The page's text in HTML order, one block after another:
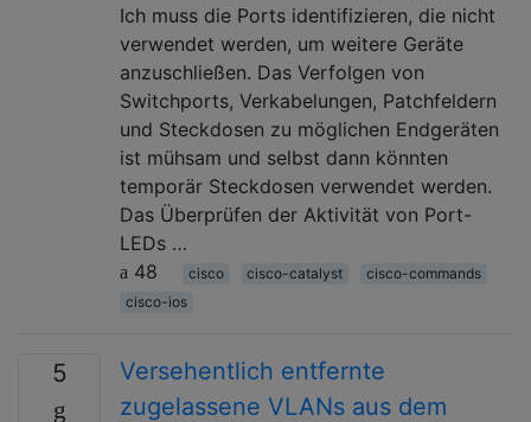
Ich muss die Ports identifizieren, die nicht
verwendet werden, um weitere Geräte
anzuschließen. Das Verfolgen von
Switchports, Verkabelungen, Patchfeldern
und Steckdosen zu möglichen Endgeräten
ist mühsam und selbst dann könnten
temporär Steckdosen verwendet werden.
Das Überprüfen der Aktivität von Port-
LEDs …
48
cisco cisco-catalyst
cisco-commands
cisco-ios
5
Versehentlich entfernte
zugelassene VLANs aus dem